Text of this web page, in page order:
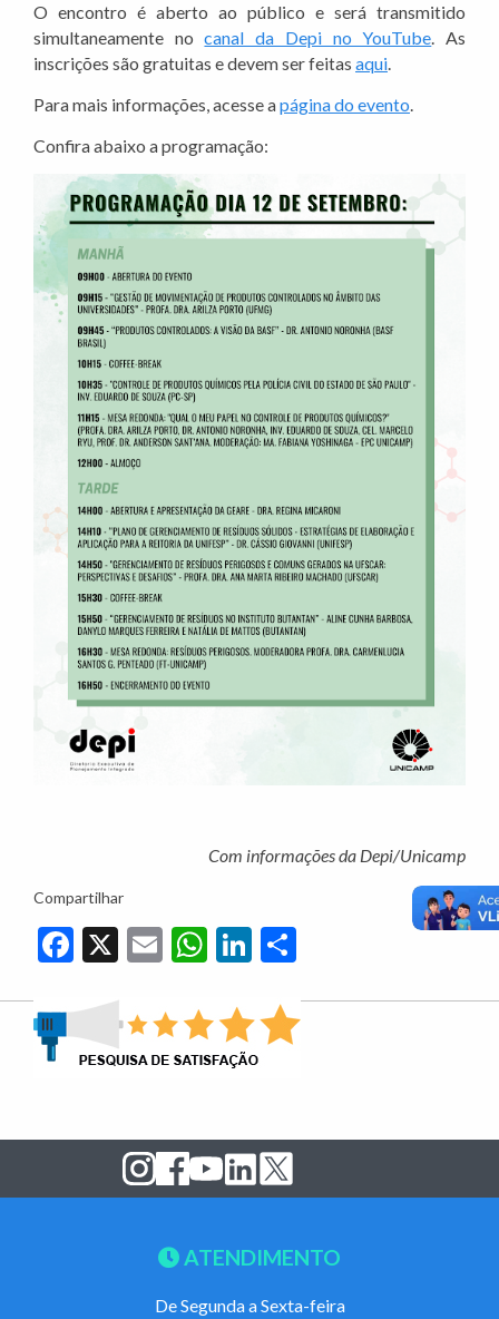
O encontro é aberto ao público e será transmitido
simultaneamente nocanal da Depi no YouTube. As
inscrições são gratuitas e devem ser feitas aqui.
Para mais informações, acesse apágina do evento.
Confira abaixo a programação:
Com informações da Depi/Unicamp
Compartilhar
Facebook
X EmailWhatsApp
LinkedIn
ATENDIMENTO
De Segunda a Sexta-feira